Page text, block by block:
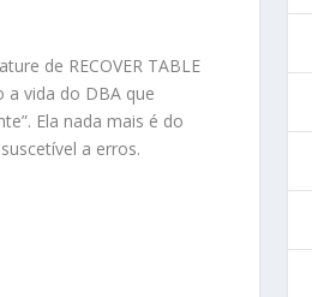
de RECOVER TABLE
a vida do DBA que
Ela nada mais é do
a erros.